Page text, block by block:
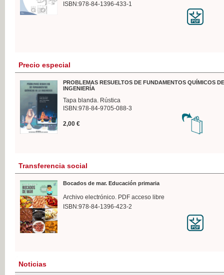
ISBN:978-84-1396-433-1
Precio especial
PROBLEMAS RESUELTOS DE FUNDAMENTOS QUÍMICOS
INGENIERÍA
Tapa blanda. Rústica
ISBN:978-84-9705-088-3
2,00 €
Transferencia social
Bocados de mar. Educación primaria
Archivo electrónico. PDF acceso libre
ISBN:978-84-1396-423-2
Noticias